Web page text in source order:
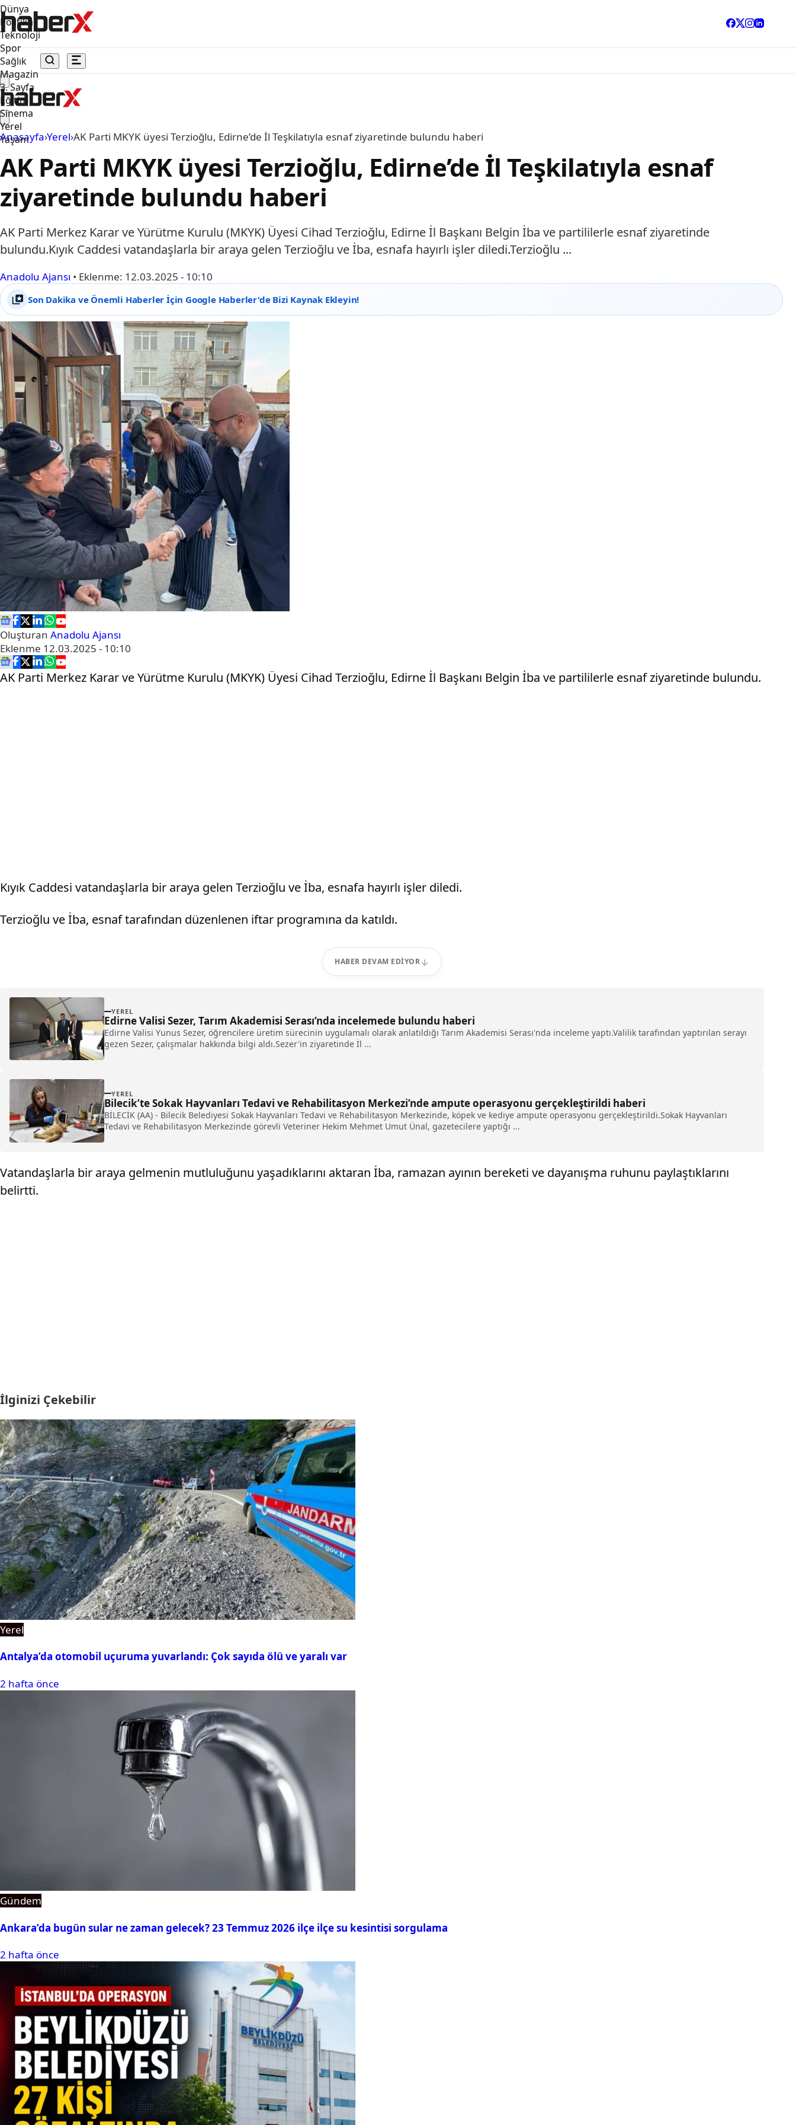
Dünya
Politika
Teknoloji
Spor
Sağlık
Magazin
3. Sayfa
Eğitim
Sinema
Yerel
Yaşam
Anasayfa›Yerel›AK Parti MKYK üyesi Terzioğlu, Edirne’de İl Teşkilatıyla esnaf ziyaretinde bulundu haberi
AK Parti MKYK üyesi Terzioğlu, Edirne’de İl Teşkilatıyla esnaf
ziyaretinde bulundu haberi
AK Parti Merkez Karar ve Yürütme Kurulu (MKYK) Üyesi Cihad Terzioğlu, Edirne İl Başkanı Belgin İba ve partililerle esnaf ziyaretinde
bulundu.Kıyık Caddesi vatandaşlarla bir araya gelen Terzioğlu ve İba, esnafa hayırlı işler diledi.Terzioğlu ...
Anadolu Ajansı • Eklenme: 12.03.2025 - 10:10
Son Dakika ve Önemli Haberler İçin Google Haberler'de Bizi Kaynak Ekleyin!
Oluşturan Anadolu Ajansı
Eklenme 12.03.2025 - 10:10
AK Parti Merkez Karar ve Yürütme Kurulu (MKYK) Üyesi Cihad Terzioğlu, Edirne İl Başkanı Belgin İba ve partililerle esnaf ziyaretinde bulundu.
Kıyık Caddesi vatandaşlarla bir araya gelen Terzioğlu ve İba, esnafa hayırlı işler diledi.
Terzioğlu ve İba, esnaf tarafından düzenlenen iftar programına da katıldı.
HABER DEVAM EDIYOR
YEREL
Edirne Valisi Sezer, Tarım Akademisi Serası’nda incelemede bulundu haberi
Edirne Valisi Yunus Sezer, öğrencilere üretim sürecinin uygulamalı olarak anlatıldığı Tarım Akademisi Serası'nda inceleme yaptı.Valilik tarafından yaptırılan serayı
gezen Sezer, çalışmalar hakkında bilgi aldı.Sezer'in ziyaretinde İl ...
YEREL
Bilecik’te Sokak Hayvanları Tedavi ve Rehabilitasyon Merkezi’nde ampute operasyonu gerçekleştirildi haberi
BİLECİK (AA) - Bilecik Belediyesi Sokak Hayvanları Tedavi ve Rehabilitasyon Merkezinde, köpek ve kediye ampute operasyonu gerçekleştirildi.Sokak Hayvanları
Tedavi ve Rehabilitasyon Merkezinde görevli Veteriner Hekim Mehmet Umut Ünal, gazetecilere yaptığı ...
Vatandaşlarla bir araya gelmenin mutluluğunu yaşadıklarını aktaran İba, ramazan ayının bereketi ve dayanışma ruhunu paylaştıklarını
belirtti.
İlginizi Çekebilir
Yerel
Antalya’da otomobil uçuruma yuvarlandı: Çok sayıda ölü ve yaralı var
2 hafta önce
Gündem
Ankara’da bugün sular ne zaman gelecek? 23 Temmuz 2026 ilçe ilçe su kesintisi sorgulama
2 hafta önce